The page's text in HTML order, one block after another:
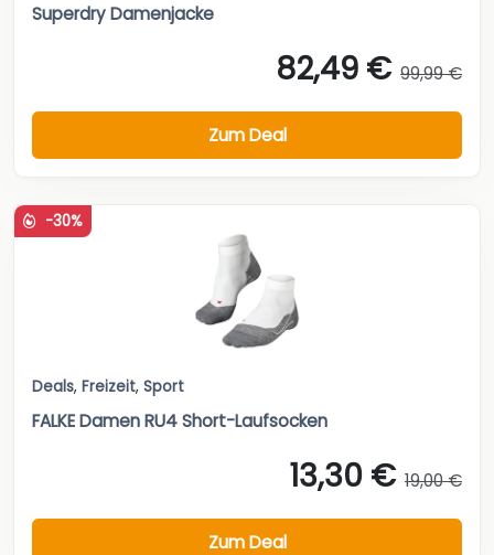
Superdry Damenjacke
82,49 € 99,99 €
Zum Deal
-30%
Deals, Freizeit, Sport
FALKE Damen RU4 Short-Laufsocken
13,30 € 19,00 €
Zum Deal